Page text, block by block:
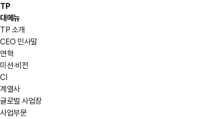
TP
대메뉴
TP 소개
CEO 인사말
연혁
미션·비전
CI
계열사
글로벌 사업장
사업부문